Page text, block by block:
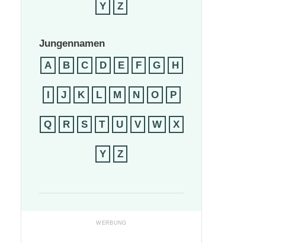
Y Z
Jungennamen
A
B C D E F G H
I J K L M N O P
Q R S T U V W X
Y Z